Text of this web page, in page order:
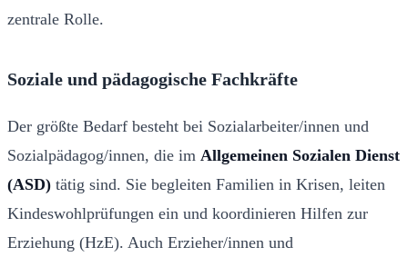
zentrale Rolle.
Soziale und pädagogische Fachkräfte
Der größte Bedarf besteht bei Sozialarbeiter/innen und
Sozialpädagog/innen, die im Allgemeinen Sozialen Dienst
(ASD) tätig sind. Sie begleiten Familien in Krisen, leiten
Kindeswohlprüfungen ein und koordinieren Hilfen zur
Erziehung (HzE). Auch Erzieher/innen und